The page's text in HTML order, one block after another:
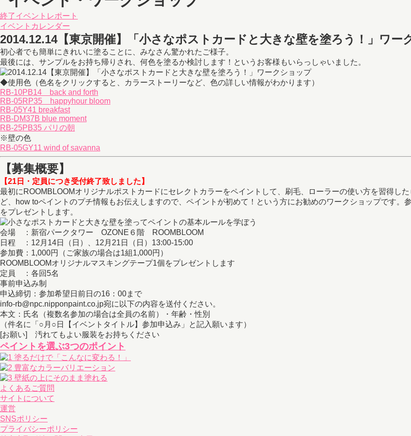
終了イベントレポート
イベントカレンダー
2014.12.14【東京開催】「小さなポストカードと大きな壁を塗ろう！」ワー
初心者でも簡単にきれいに塗ることに、みなさん驚かれたご様子。
最後には、サンプルをお持ち帰りされ、何色を塗るか検討します！というお客様もいらっしゃいました。
◆使用色（色名をクリックすると、カラーストーリーなど、色の詳しい情報がわかります）
RB-10PB14 back and forth
RB-05RP35 happyhour bloom
RB-05Y41 breakfast
RB-DM37B blue moment
RB-25PB35 パリの朝
※壁の色
RB-05GY11 wind of savanna
【募集概要】
【21日・定員につき受付終了致しました】
最初にROOMBLOOMオリジナルポストカードにセレクトカラーをペイントして、刷毛、ローラーの使い方を習得し
ど、how toペイントのプチ情報もお伝えしますので、ペイントが初めて！という方にお勧めのワークショップです
をプレゼントします。
会場 ：新宿パークタワー OZONE６階 ROOMBLOOM
日程 ：12月14日（日）、12月21日（日）13:00-15:00
参加費：1,000円（ご家族の場合は1組1,000円）
ROOMBLOOMオリジナルマスキングテープ1個をプレゼントします
定員 ：各回5名
事前申込み制
申込締切：参加希望日前日の16：00まで
info-rb@npc.nipponpaint.co.jp宛に以下の内容を送付ください。
本文：氏名（複数名参加の場合は全員の名前）・年齢・性別
（件名に「○月○日【イベントタイトル】参加申込み」と記入願います）
[お願い] 汚れてもよい服装をお持ちください
ペイントを選ぶ3つのポイント
よくあるご質問
サイトについて
運営
SNSポリシー
プライバシーポリシー